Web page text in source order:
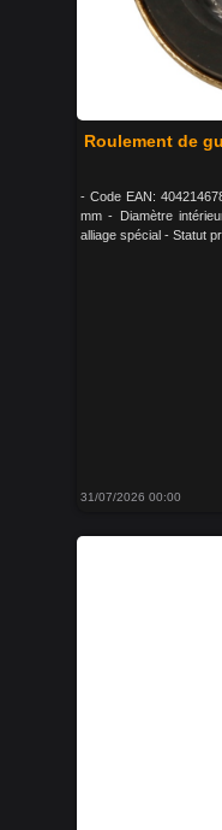
Roulement de
- Code EAN:
mm - Diamètre
alliage spécial - Statut
31/07/2026 00:00